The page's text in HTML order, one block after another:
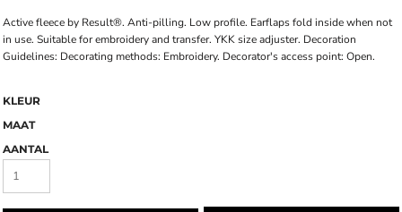
Active fleece by Result®. Anti-pilling. Low profile. Earflaps fold inside when not
in use. Suitable for embroidery and transfer. YKK size adjuster. Decoration
Guidelines: Decorating methods: Embroidery. Decorator's access point: Open.
KLEUR
MAAT
AANTAL